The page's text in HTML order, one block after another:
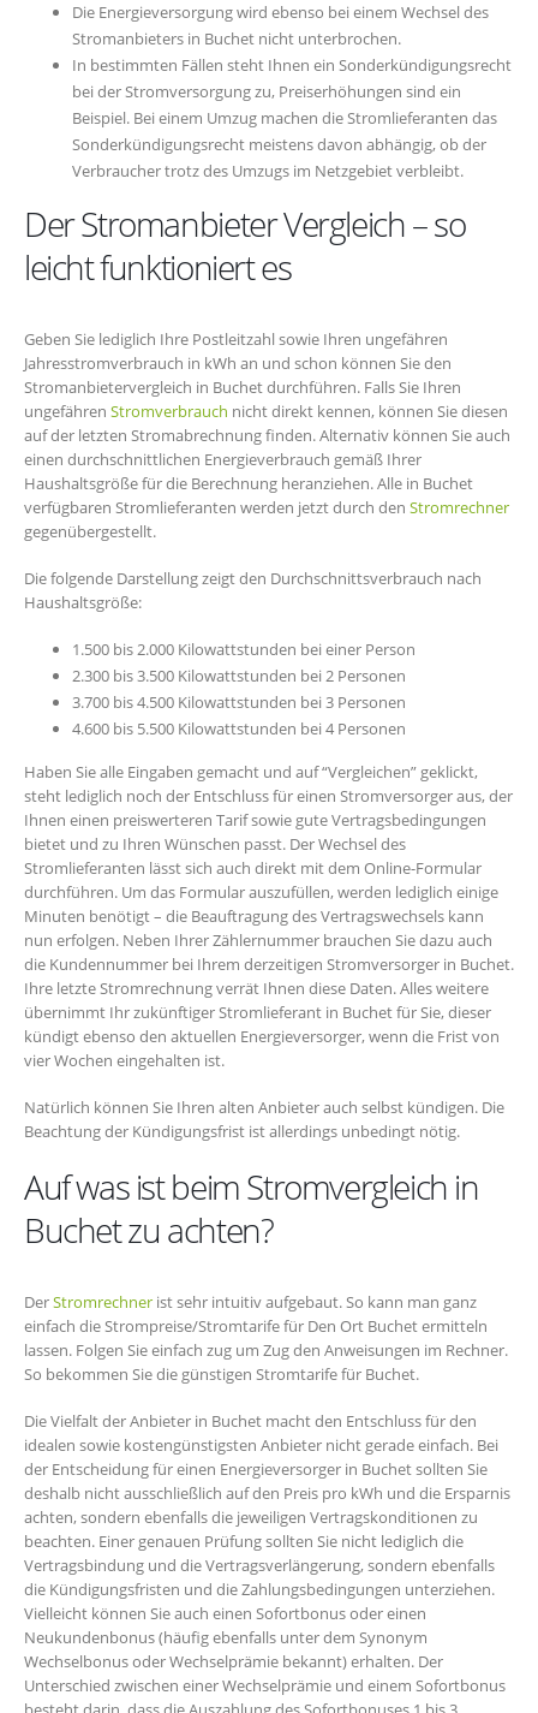
Die Energieversorgung wird ebenso bei einem Wechsel des
Stromanbieters in Buchet nicht unterbrochen.
In bestimmten Fällen steht Ihnen ein Sonderkündigungsrecht
bei der Stromversorgung zu, Preiserhöhungen sind ein
Beispiel. Bei einem Umzug machen die Stromlieferanten das
Sonderkündigungsrecht meistens davon abhängig, ob der
Verbraucher trotz des Umzugs im Netzgebiet verbleibt.
Der Stromanbieter Vergleich – so
leicht funktioniert es
Geben Sie lediglich Ihre Postleitzahl sowie Ihren ungefähren
Jahresstromverbrauch in kWh an und schon können Sie den
Stromanbietervergleich in Buchet durchführen. Falls Sie Ihren
ungefähren Stromverbrauch nicht direkt kennen, können Sie diesen
auf der letzten Stromabrechnung finden. Alternativ können Sie auch
einen durchschnittlichen Energieverbrauch gemäß Ihrer
Haushaltsgröße für die Berechnung heranziehen. Alle in Buchet
verfügbaren Stromlieferanten werden jetzt durch den Stromrechner
gegenübergestellt.
Die folgende Darstellung zeigt den Durchschnittsverbrauch nach
Haushaltsgröße:
1.500 bis 2.000 Kilowattstunden bei einer Person
2.300 bis 3.500 Kilowattstunden bei 2 Personen
3.700 bis 4.500 Kilowattstunden bei 3 Personen
4.600 bis 5.500 Kilowattstunden bei 4 Personen
Haben Sie alle Eingaben gemacht und auf “Vergleichen” geklickt,
steht lediglich noch der Entschluss für einen Stromversorger aus, der
Ihnen einen preiswerteren Tarif sowie gute Vertragsbedingungen
bietet und zu Ihren Wünschen passt. Der Wechsel des
Stromlieferanten lässt sich auch direkt mit dem Online-Formular
durchführen. Um das Formular auszufüllen, werden lediglich einige
Minuten benötigt – die Beauftragung des Vertragswechsels kann
nun erfolgen. Neben Ihrer Zählernummer brauchen Sie dazu auch
die Kundennummer bei Ihrem derzeitigen Stromversorger in Buchet.
Ihre letzte Stromrechnung verrät Ihnen diese Daten. Alles weitere
übernimmt Ihr zukünftiger Stromlieferant in Buchet für Sie, dieser
kündigt ebenso den aktuellen Energieversorger, wenn die Frist von
vier Wochen eingehalten ist.
Natürlich können Sie Ihren alten Anbieter auch selbst kündigen. Die
Beachtung der Kündigungsfrist ist allerdings unbedingt nötig.
Auf was ist beim Stromvergleich in
Buchet zu achten?
DerStromrechner ist sehr intuitiv aufgebaut. So kann man ganz
einfach die Strompreise/Stromtarife für Den Ort Buchet ermitteln
lassen. Folgen Sie einfach zug um Zug den Anweisungen im Rechner.
So bekommen Sie die günstigen Stromtarife für Buchet.
Die Vielfalt der Anbieter in Buchet macht den Entschluss für den
idealen sowie kostengünstigsten Anbieter nicht gerade einfach. Bei
der Entscheidung für einen Energieversorger in Buchet sollten Sie
deshalb nicht ausschließlich auf den Preis pro kWh und die Ersparnis
achten, sondern ebenfalls die jeweiligen Vertragskonditionen zu
beachten. Einer genauen Prüfung sollten Sie nicht lediglich die
Vertragsbindung und die Vertragsverlängerung, sondern ebenfalls
die Kündigungsfristen und die Zahlungsbedingungen unterziehen.
Vielleicht können Sie auch einen Sofortbonus oder einen
Neukundenbonus (häufig ebenfalls unter dem Synonym
Wechselbonus oder Wechselprämie bekannt) erhalten. Der
Unterschied zwischen einer Wechselprämie und einem Sofortbonus